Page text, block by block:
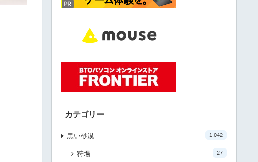
カテゴリー
黒い砂漠 1,042
狩場 27